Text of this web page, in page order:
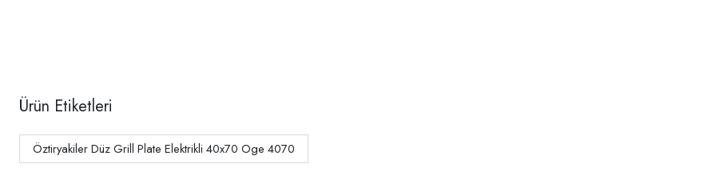
Ürün Etiketleri
Öztiryakiler Düz Grill Plate Elektrikli 40x70 Oge 4070